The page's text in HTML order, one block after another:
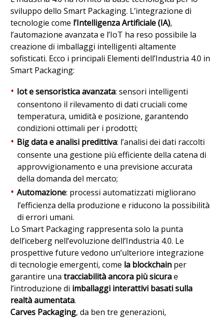
sviluppo dello Smart Packaging. L’integrazione di
tecnologie come l’Intelligenza Artificiale (IA),
l’automazione avanzata e l’IoT ha reso possibile la
creazione di imballaggi intelligenti altamente
sofisticati. Ecco i principali Elementi dell’Industria 4.0 in
Smart Packaging:
Iot e sensoristica avanzata: sensori intelligenti
consentono il rilevamento di dati cruciali come
temperatura, umidità e posizione, garantendo
condizioni ottimali per i prodotti;
Big data e analisi predittiva: l’analisi dei dati raccolti
consente una gestione più efficiente della catena di
approvvigionamento e una previsione accurata
della domanda del mercato;
Automazione: processi automatizzati migliorano
l’efficienza della produzione e riducono la possibilità
di errori umani.
Lo Smart Packaging rappresenta solo la punta
dell’iceberg nell’evoluzione dell’Industria 4.0. Le
prospettive future vedono un’ulteriore integrazione
di tecnologie emergenti, come la blockchainper
garantire una tracciabilità ancora più sicurae
l’introduzione di imballaggi interattivi basati sulla
realtà aumentata.
Carves Packaging, da ben tre generazioni,